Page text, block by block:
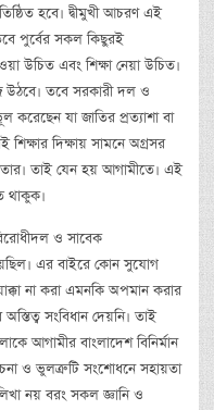
হবে। দ্বীমুখী আচরণ এই
পুর্বের সকল কিছুরই
উচিত এবং শিক্ষা নেয়া উচিত।
তবে সরকারী দল ও
করেছেন যা জাতির প্রত্যাশা বা
শিক্ষার দিক্ষায় সামনে অগ্রসর
তাই যেন হয় আগামীতে। এই
থাকুক।
ও সাবেক
এর বাইরে কোন সুযোগ
না করা এমনকি অপমান করার
সংবিধান দেয়নি। তাই
আগামীর বাংলাদেশ বিনির্মান
ও ভুলত্রুটি সংশোধনে সহায়তা
নয় বরং সকল জ্ঞানি ও